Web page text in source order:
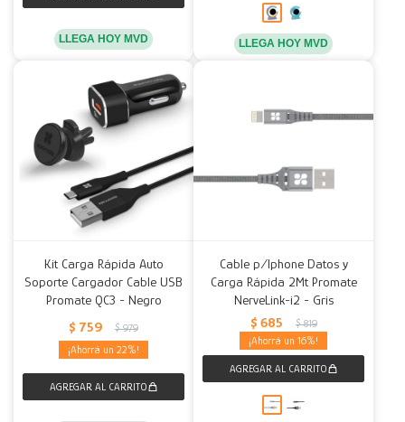
LLEGA HOY MVD LLEGA HOY MVD
Kit Carga Rápida Auto
Soporte Cargador Cable USB
Promate QC3 - Negro
$ 759 $ 979
22
Cable p/Iphone Datos y
Carga Rápida 2Mt Promate
NerveLink-i2 - Gris
$ 685 $ 819
16